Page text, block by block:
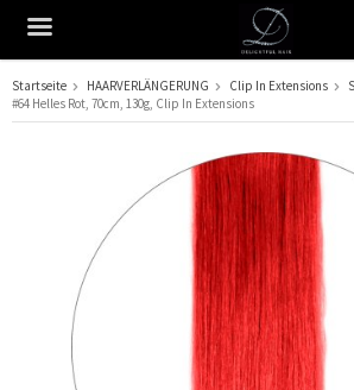
Das Produkt wurde in Ihren
Startseite HAARVERLÄNGERUNG Clip In Extensions
#64 Helles Rot, 70cm, 130g, Clip In Extensions